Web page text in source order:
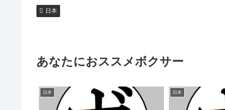
日本
あなたにおススメボクサー
日本 日本